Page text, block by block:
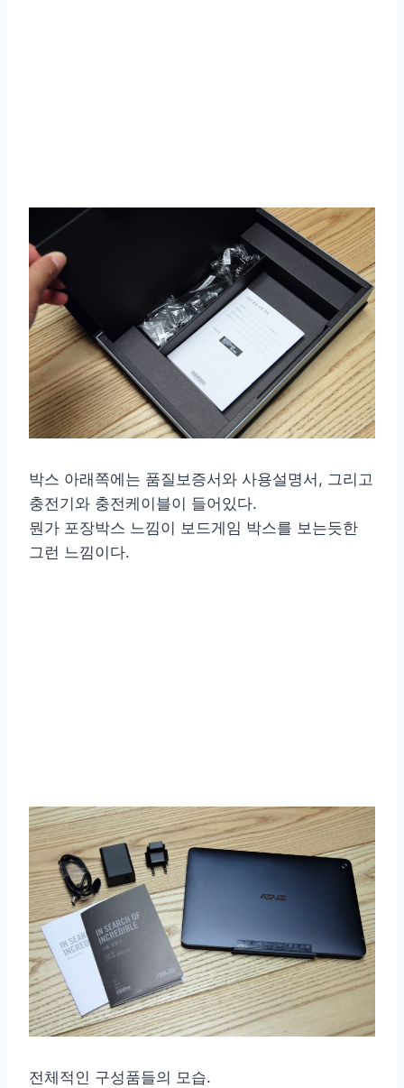
박스 아래쪽에는 품질보증서와 사용설명서, 그리고
충전기와 충전케이블이 들어있다.
뭔가 포장박스 느낌이 보드게임 박스를 보는듯한
그런 느낌이다.
전체적인 구성품들의 모습.